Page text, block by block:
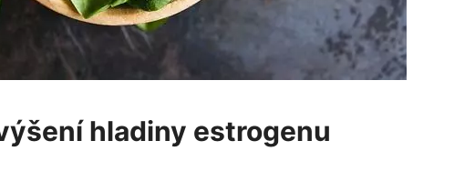
hladiny estrogenu